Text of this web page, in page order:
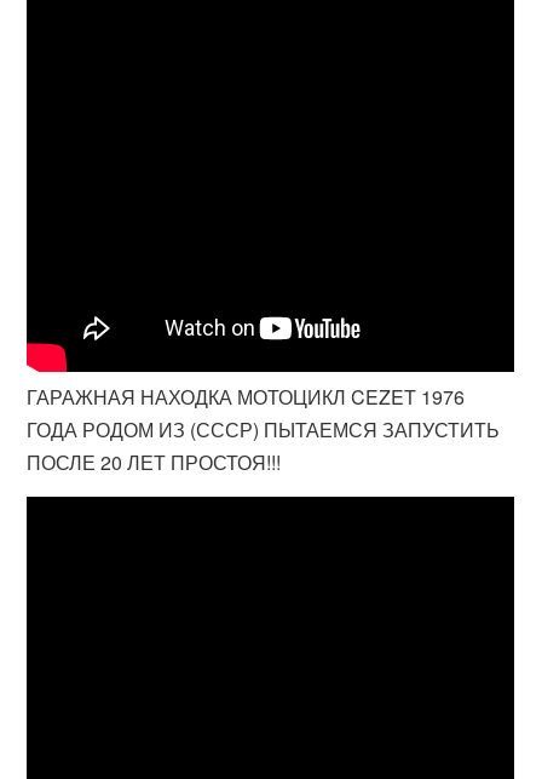
ГАРАЖНАЯ НАХОДКА МОТОЦИКЛ CEZET 1976
ГОДА РОДОМ ИЗ (СССР) ПЫТАЕМСЯ ЗАПУСТИТЬ
ПОСЛЕ 20 ЛЕТ ПРОСТОЯ!!!